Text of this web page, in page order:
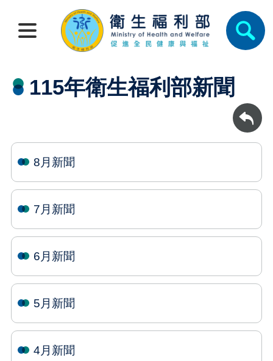
115年衛生福利部新聞
回上一頁
8月新聞
7月新聞
6月新聞
5月新聞
4月新聞